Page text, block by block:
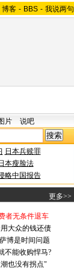
博客 - BBS - 我说两句
片 说吧
日本兵赎罪
本瘦脸法
略中国报告
更多>>
者无条件退车
大众的钱还债
博是时间问题
不能收购悍马?
也没有拐点"